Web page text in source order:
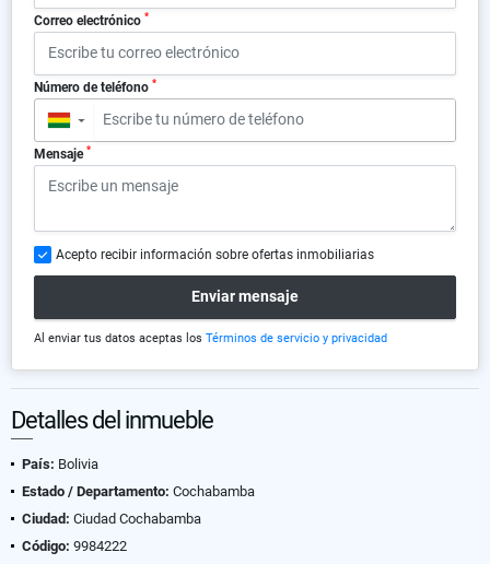
Correo electrónico *
Número de teléfono *
▼
Mensaje *
Acepto recibir información sobre ofertas inmobiliarias
Enviar mensaje
Al enviar tus datos aceptas los Términos de servicio y privacidad
Detalles del inmueble
País: Bolivia
Estado / Departamento: Cochabamba
Ciudad: Ciudad Cochabamba
Código: 9984222